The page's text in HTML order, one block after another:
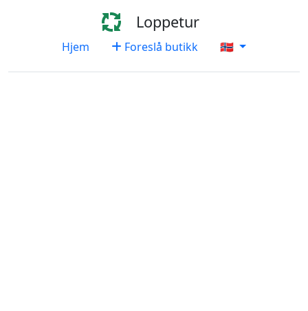
Loppetur
Hjem Foreslå butikk 🇳🇴